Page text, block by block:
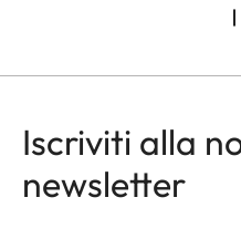
Iscriviti alla
newsletter